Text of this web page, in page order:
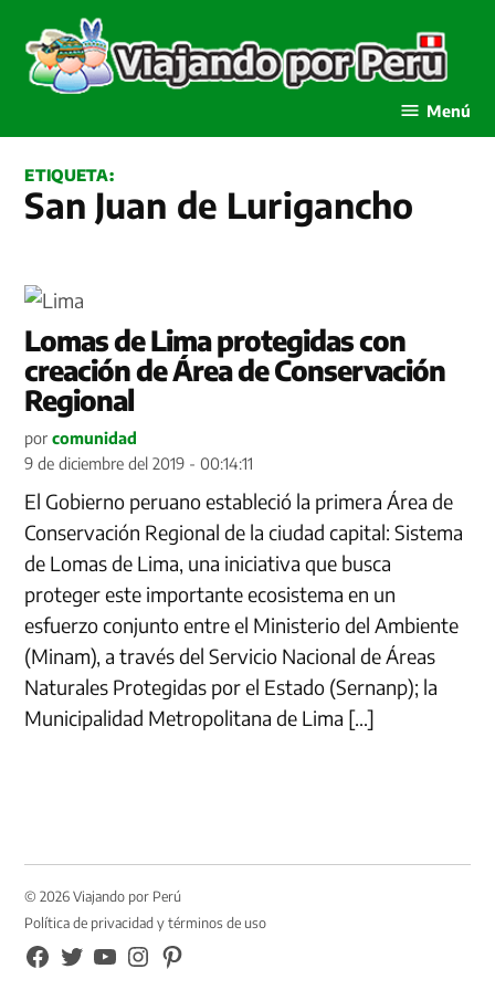
contenido
Menú
ETIQUETA:
San Juan de Lurigancho
Lomas de Lima protegidas con
creación de Área de Conservación
Regional
por comunidad
9 de diciembre del 2019 - 00:14:11
El Gobierno peruano estableció la primera Área de
Conservación Regional de la ciudad capital: Sistema
de Lomas de Lima, una iniciativa que busca
proteger este importante ecosistema en un
esfuerzo conjunto entre el Ministerio del Ambiente
(Minam), a través del Servicio Nacional de Áreas
Naturales Protegidas por el Estado (Sernanp); la
Municipalidad Metropolitana de Lima […]
© 2026 Viajando por Perú
Política de privacidad y términos de uso
FB
TW YouTubeInstagramPinterest